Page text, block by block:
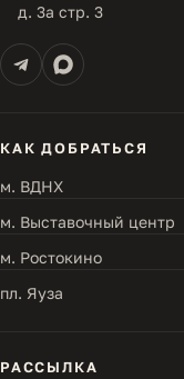
д. 3а стр. 3
КАК ДОБРАТЬСЯ
м. ВДНХ
м. Выставочный центр
м. Ростокино
пл. Яуза
РАССЫЛКА